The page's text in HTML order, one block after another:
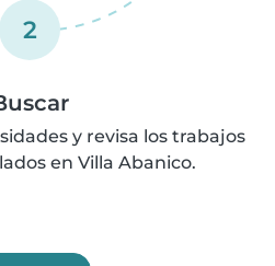
2
y revisa los trabajos
en Villa Abanico.